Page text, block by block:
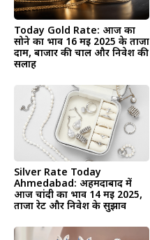
Today Gold Rate: आज का
सोने का भाव 16 मई 2025 के ताजा
दाम, बाजार की चाल और निवेश की
सलाह
Silver Rate Today
Ahmedabad: अहमदाबाद में
आज चांदी का भाव 14 मई 2025,
ताजा रेट और निवेश के सुझाव